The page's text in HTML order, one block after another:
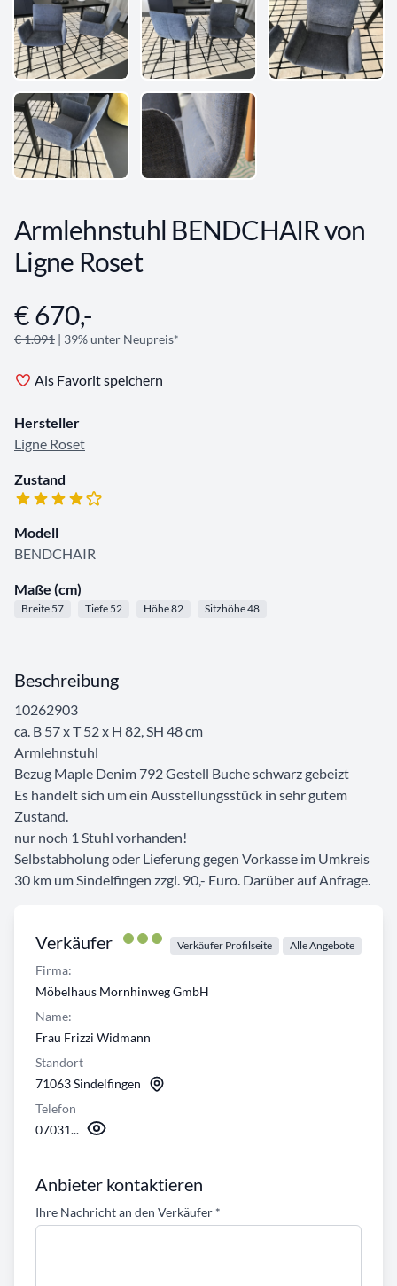
Armlehnstuhl BENDCHAIR von
Ligne Roset
Angebotsinformationen
€ 670,-
€ 1.091 | 39% unter Neupreis*
Als Favorit speichern
Hersteller
Ligne Roset
Zustand
Modell
BENDCHAIR
Maße (cm)
Breite 57 Tiefe 52 Höhe 82 Sitzhöhe 48
Verkäufer Verkäufer Profilseite Alle Angebote
Firma:
Möbelhaus Mornhinweg GmbH
Name:
Frau Frizzi Widmann
Standort
71063 Sindelfingen
Telefon
07031...
Anbieter kontaktieren
Ihre Nachricht an den Verkäufer *
Beschreibung
10262903
ca. B 57 x T 52 x H 82, SH 48 cm
Armlehnstuhl
Bezug Maple Denim 792 Gestell Buche schwarz gebeizt
Es handelt sich um ein Ausstellungsstück in sehr gutem
Zustand.
nur noch 1 Stuhl vorhanden!
Selbstabholung oder Lieferung gegen Vorkasse im Umkreis
30 km um Sindelfingen zzgl. 90,- Euro. Darüber auf Anfrage.